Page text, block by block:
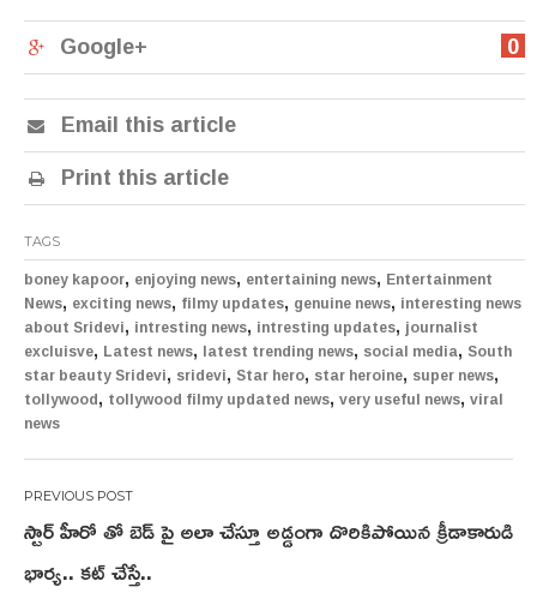
0
Google+
Email this article
Print this article
TAGS
boney kapoor, enjoying news, entertaining news, Entertainment
News, exciting news, filmy updates, genuine news, interesting news
about Sridevi, intresting news, intresting updates, journalist
excluisve, Latest news, latest trending news, social media, South
star beauty Sridevi, sridevi, Star hero, star heroine, super news,
tollywood, tollywood filmy updated news, very useful news, viral
news
Post
navigation
స్టార్ హీరో తో బెడ్ పై అలా చేస్తూ అడ్డంగా దొరికిపోయిన క్రీడాకారుడి
భార్య.. కట్ చేస్తే..